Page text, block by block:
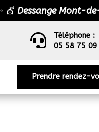
Mont-de-

Téléphone :
05 58 75 09
Prendre rendez-